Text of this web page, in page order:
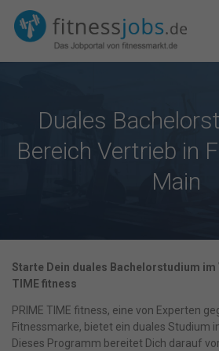
Duales
Bereich Vertrieb in
Main
Starte Dein duales Bachelorstudium im
TIME fitness
PRIME TIME fitness, eine von Experten
Fitnessmarke, bietet ein duales Studium
Dieses Programm bereitet Dich darauf